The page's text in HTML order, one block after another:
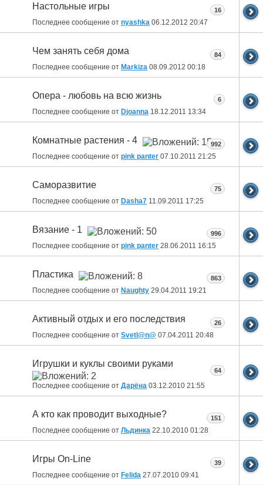
Настольные игры
Последнее сообщение от nyashka 06.12.2012 20:47
16
Чем занять себя дома
Последнее сообщение от Markiza 08.09.2012 00:18
84
Опера - любовь на всю жизнь
Последнее сообщение от Djoanna 18.12.2011 13:34
6
Комнатные растения - 4
Последнее сообщение от pink panter 07.10.2011 21:25
992
Саморазвитие
Последнее сообщение от Dasha7 11.09.2011 17:25
75
Вязание - 1
Последнее сообщение от pink panter 28.06.2011 16:15
996
Пластика
Последнее сообщение от Naughty 29.04.2011 19:21
863
Активный отдых и его последствия
Последнее сообщение от Svetl@n@ 07.04.2011 20:48
26
Игрушки и куклы своими руками
Последнее сообщение от Дарёна 03.12.2010 21:55
64
А кто как проводит выходные?
Последнее сообщение от Льдинка 22.10.2010 01:28
151
Игры On-Line
Последнее сообщение от Felida 27.07.2010 09:41
39